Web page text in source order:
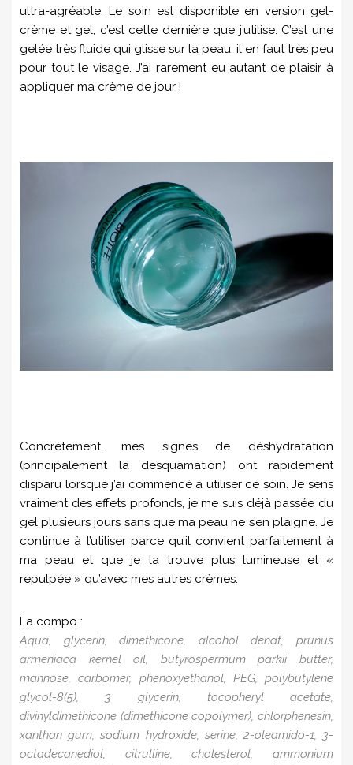
ultra-agréable. Le soin est disponible en version gel-
crème et gel, c’est cette dernière que j’utilise. C’est une
gelée très fluide qui glisse sur la peau, il en faut très peu
pour tout le visage. J’ai rarement eu autant de plaisir à
appliquer ma crème de jour !
Concrètement, mes signes de déshydratation
(principalement la desquamation) ont rapidement
disparu lorsque j’ai commencé à utiliser ce soin. Je sens
vraiment des effets profonds, je me suis déjà passée du
gel plusieurs jours sans que ma peau ne s’en plaigne. Je
continue à l’utiliser parce qu’il convient parfaitement à
ma peau et que je la trouve plus lumineuse et «
repulpée » qu’avec mes autres crèmes.
La compo :
Aqua, glycerin, dimethicone, alcohol denat, prunus
armeniaca kernel oil, butyrospermum parkii butter,
mannose, carbomer, phenoxyethanol, PEG, polybutylene
glycol-8(5), 3 glycerin, tocopheryl acetate,
divinyldimethicone (dimethicone copolymer), chlorphenesin,
xanthan gum, sodium hydroxide, serine, 2-oleamido-1, 3-
octadecanediol, citrulline, cholesterol, ammonium